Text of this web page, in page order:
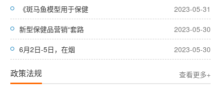
《斑马鱼模型用于保健 2023-05-31
新型保健品营销“套路 2023-05-30
6月2日-5日，在烟 2023-05-30
政策法规 查看更多+